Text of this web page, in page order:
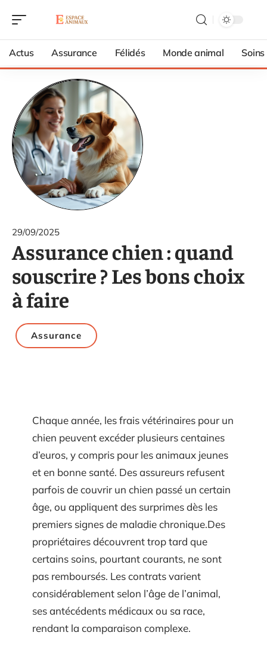
Actus Assurance Félidés Monde animal Soins
29/09/2025
Assurance chien : quand
souscrire ? Les bons choix
à faire
Assurance
Chaque année, les frais vétérinaires pour un
chien peuvent excéder plusieurs centaines
d’euros, y compris pour les animaux jeunes
et en bonne santé. Des assureurs refusent
parfois de couvrir un chien passé un certain
âge, ou appliquent des surprimes dès les
premiers signes de maladie chronique.Des
propriétaires découvrent trop tard que
certains soins, pourtant courants, ne sont
pas remboursés. Les contrats varient
considérablement selon l’âge de l’animal,
ses antécédents médicaux ou sa race,
rendant la comparaison complexe.